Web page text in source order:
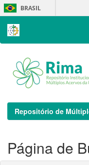
Skip
navigation
BRASIL
Repositório de
Página de